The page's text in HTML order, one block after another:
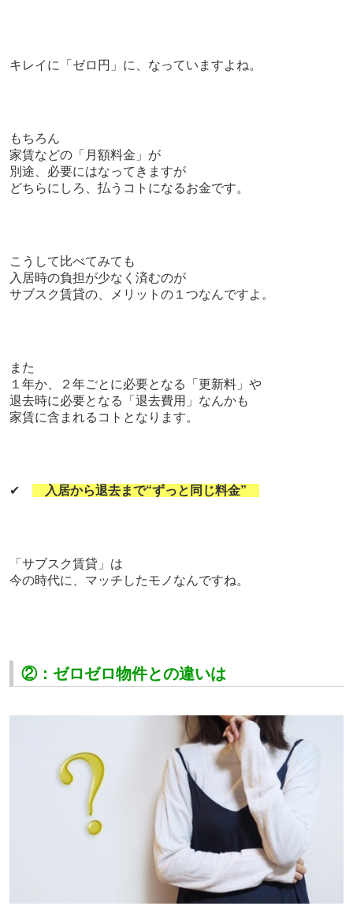
キレイに「ゼロ円」に、なっていますよね。
もちろん
家賃などの「月額料金」が
別途、必要にはなってきますが
どちらにしろ、払うコトになるお金です。
こうして比べてみても
入居時の負担が少なく済むのが
サブスク賃貸の、メリットの１つなんですよ。
また
１年か、２年ごとに必要となる「更新料」や
退去時に必要となる「退去費用」なんかも
家賃に含まれるコトとなります。
✔ 入居から退去まで“ずっと同じ料金”
「サブスク賃貸」は
今の時代に、マッチしたモノなんですね。
②：ゼロゼロ物件との違いは